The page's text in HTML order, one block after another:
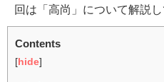
回は「高尚」について解説し
Contents
[ hide]